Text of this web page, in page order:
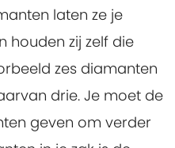
laten ze je
houden zij zelf die
zes diamanten
drie. Je moet de
geven om verder